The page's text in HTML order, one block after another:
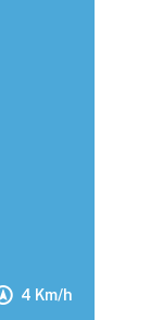
4 Km/h